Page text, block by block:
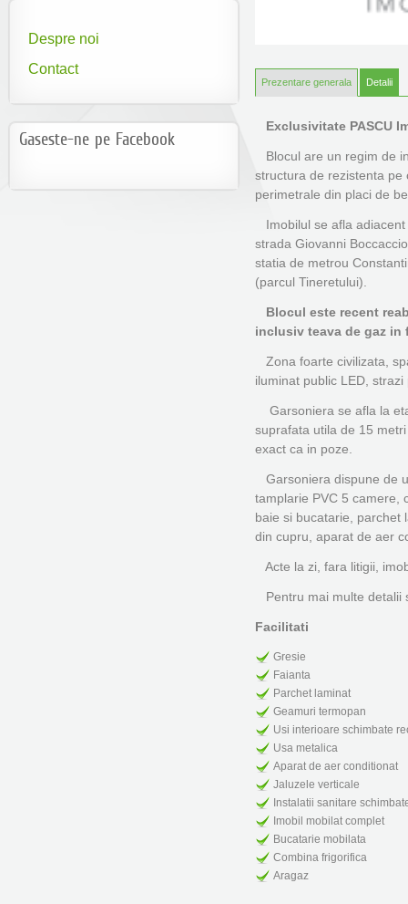
Despre noi
Contact
Gaseste-ne pe Facebook
Prezentare generala Detalii
Exclusivitate PASCU
Blocul are un regim de
structura de rezistenta pe
perimetrale din placi de
Imobilul se afla
strada Giovanni
statia de metrou
(parcul Tineretului).
Blocul este recent
inclusiv teava de gaz in
Zona foarte civilizata,
iluminat public LED,
Garsoniera se afla la
suprafata utila de 15
exact ca in poze.
Garsoniera dispune de
tamplarie PVC 5 camere,
baie si bucatarie, parchet
din cupru, aparat de aer
Acte la zi, fara litigii,
Pentru mai multe detalii
Facilitati
Gresie
Faianta
Parchet laminat
Geamuri termopan
Usi interioare schimbate
Usa metalica
Aparat de aer conditionat
Jaluzele verticale
Instalatii sanitare
Imobil mobilat complet
Bucatarie mobilata
Combina frigorifica
Aragaz